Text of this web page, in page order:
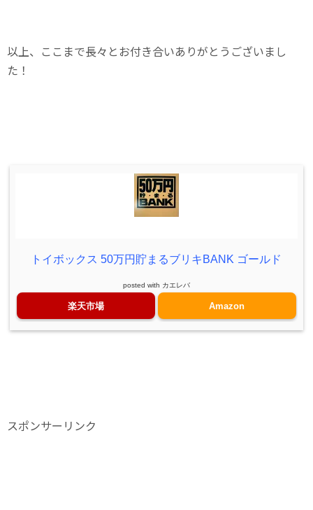
以上、ここまで長々とお付き合いありがとうございまし
た！
トイボックス 50万円貯まるブリキBANK ゴールド
posted with カエレバ
楽天市場 Amazon
スポンサーリンク